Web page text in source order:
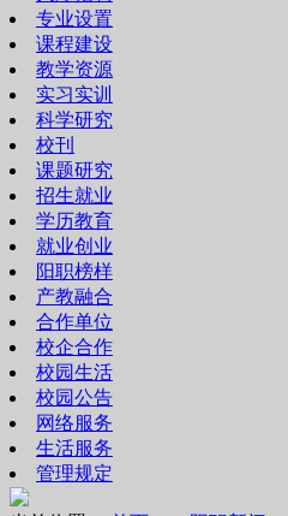
专业设置
课程建设
教学资源
实习实训
科学研究
校刊
课题研究
招生就业
学历教育
就业创业
阳职榜样
产教融合
合作单位
校企合作
校园生活
校园公告
网络服务
生活服务
管理规定